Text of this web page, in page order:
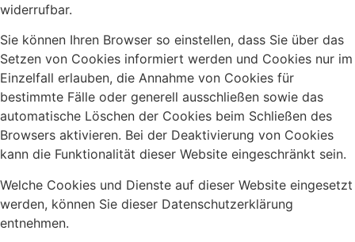
widerrufbar.
Sie können Ihren Browser so einstellen, dass Sie über das
Setzen von Cookies informiert werden und Cookies nur im
Einzelfall erlauben, die Annahme von Cookies für
bestimmte Fälle oder generell ausschließen sowie das
automatische Löschen der Cookies beim Schließen des
Browsers aktivieren. Bei der Deaktivierung von Cookies
kann die Funktionalität dieser Website eingeschränkt sein.
Welche Cookies und Dienste auf dieser Website eingesetzt
werden, können Sie dieser Datenschutzerklärung
entnehmen.